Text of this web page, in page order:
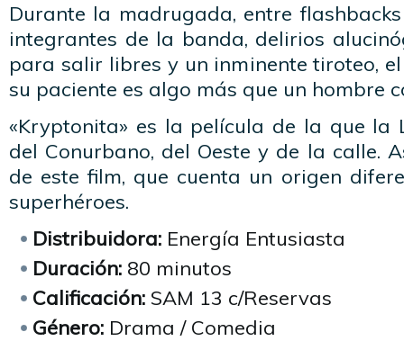
Durante la madrugada, entre
integrantes de la banda, delirios
para salir libres y un inminente tiroteo,
su paciente es algo más que un hombre
«Kryptonita» es la película de la que la
del Conurbano, del Oeste y de la calle.
de este film, que cuenta un origen
superhéroes.
Distribuidora: Energía Entusiasta
Duración: 80 minutos
Calificación: SAM 13 c/Reservas
Género: Drama / Comedia